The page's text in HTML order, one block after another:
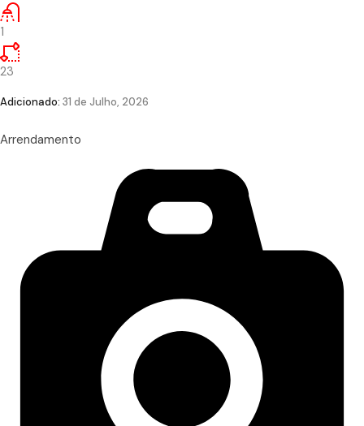
1
23
Adicionado: 31 de Julho, 2026
Arrendamento